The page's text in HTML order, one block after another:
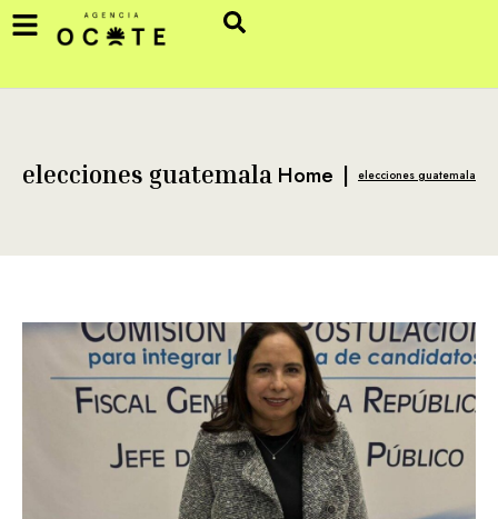
elecciones guatemala Home | elecciones guatemala